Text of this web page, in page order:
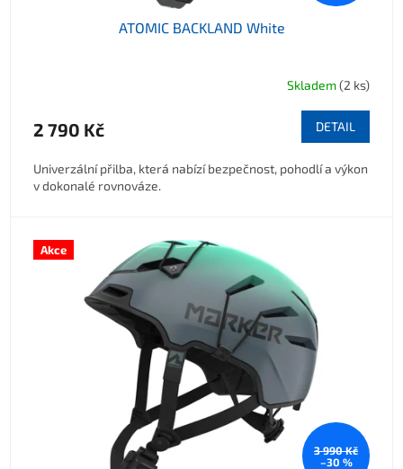
ATOMIC BACKLAND White
Skladem(2 ks)
2 790 Kč DETAIL
Univerzální přilba, která nabízí bezpečnost, pohodlí a výkon
v dokonalé rovnováze.
Akce
3 990 Kč
–30 %